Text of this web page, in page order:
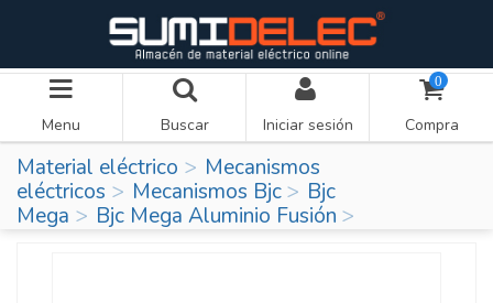
Menu Buscar Iniciar sesión
0
Compra
Material eléctrico
Mecanismos
eléctricos
Mecanismos Bjc
Bjc
Mega
Bjc Mega Aluminio Fusión